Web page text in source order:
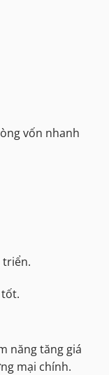
vốn nhanh
triển.
năng tăng giá
mại chính.